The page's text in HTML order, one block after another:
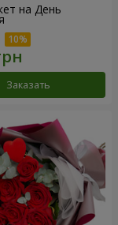
на День
Заказать